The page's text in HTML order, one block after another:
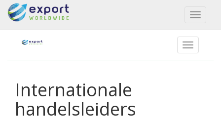
Toggle
Internationale
handelsleiders